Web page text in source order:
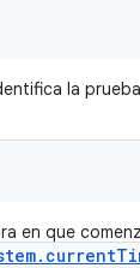
la
en que
. current